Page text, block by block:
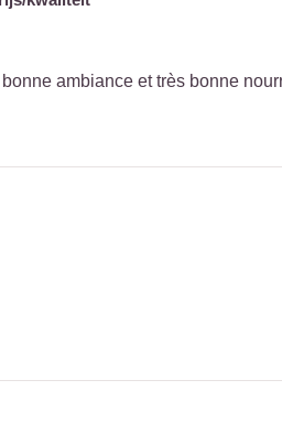
ambiance et très bonne